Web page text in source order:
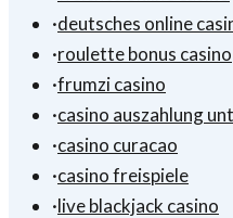
·deutsches online
·roulette bonus casino
·frumzi casino
·casino auszahlung
·casino curacao
·casino freispiele
·live blackjack casino